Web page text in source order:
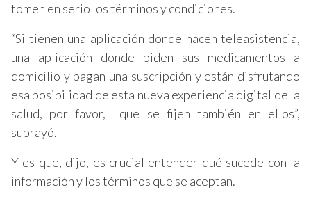
tomen en serio los términos y condiciones.
“Si tienen una aplicación donde hacen teleasistencia,
una aplicación donde piden sus medicamentos a
domicilio y pagan una suscripción y están disfrutando
esa posibilidad de esta nueva experiencia digital de la
salud, por favor, que se fijen también en ellos”,
subrayó.
Y es que, dijo, es crucial entender qué sucede con la
información y los términos que se aceptan.